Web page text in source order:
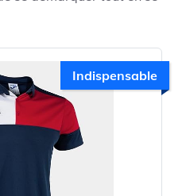
Indispensable